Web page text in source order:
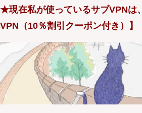
★現在私が使っているサブVPNは
VPN（10％割引クーポン付き）】